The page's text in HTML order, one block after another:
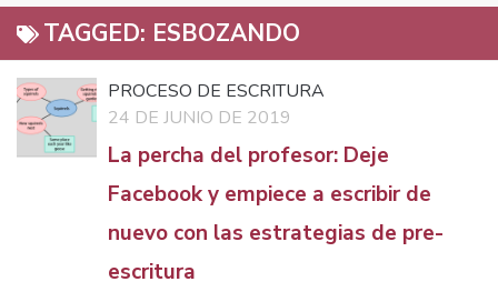
TAGGED: ESBOZANDO
PROCESO DE ESCRITURA
24 DE JUNIO DE 2019
La percha del profesor: Deje
Facebook y empiece a escribir de
nuevo con las estrategias de pre-
escritura